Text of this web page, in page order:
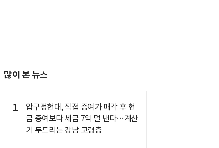
많이 본 뉴스
1
압구정현대, 직접 증여가 매각 후 현
금 증여보다 세금 7억 덜 낸다…계산
기 두드리는 강남 고령층